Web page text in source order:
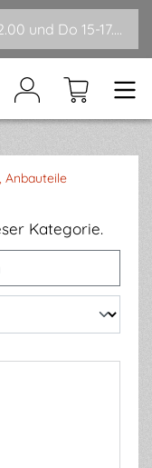
Telefonzeiten Mo,Di,Mi 10.00-12.00 und Do 15-17.00
Anbauteile
Kategorie.